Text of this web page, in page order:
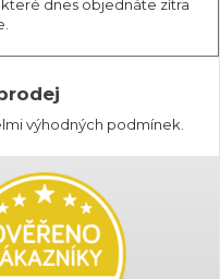
dnes objednáte zítra
výhodných podmínek.